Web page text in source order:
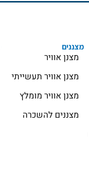
מצננים
מצנן אוויר
מצנן אוויר תעשייתי
מצנן אוויר מומלץ
מצננים להשכרה